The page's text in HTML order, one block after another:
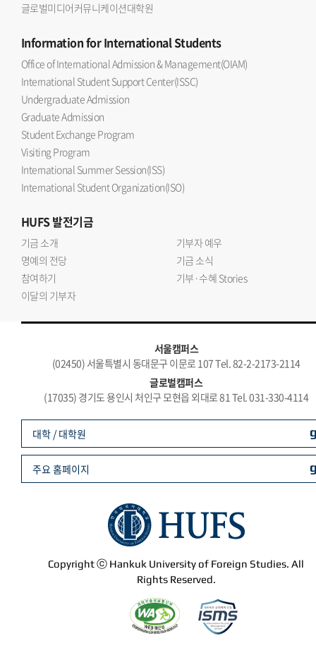
글로벌미디어커뮤니케이션대학원
Informationfor International Students
Office of International Admission & Management(OIAM)
International Student Support Center(ISSC)
Undergraduate Admission
Graduate Admission
Student Exchange Program
Visiting Program
International Summer Session(ISS)
International Student Organization(ISO)
HUFS발전기금
기금 소개
기부자 예우
명예의 전당
기금 소식
참여하기
기부·수혜 Stories
이달의 기부자
서울캠퍼스
(02450) 서울특별시 동대문구 이문로 107 Tel. 82-2-2173-2114
글로벌캠퍼스
(17035) 경기도 용인시 처인구 모현읍 외대로 81 Tel. 031-330-4114
Copyright ⓒ Hankuk University of Foreign Studies. All
Rights Reserved.
대학 / 대학원
주요 홈페이지